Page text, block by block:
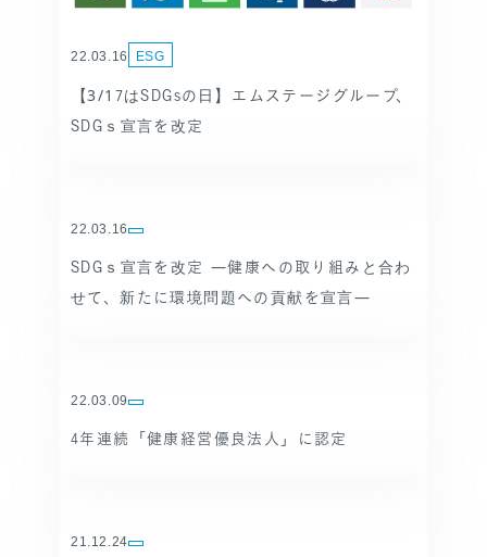
22.03.16 ESG
【3/17はSDGsの日】エムステージグループ、
SDGｓ宣言を改定
22.03.16
SDGｓ宣言を改定 ―健康への取り組みと合わ
せて、新たに環境問題への貢献を宣言―
22.03.09
4年連続「健康経営優良法人」に認定
21.12.24